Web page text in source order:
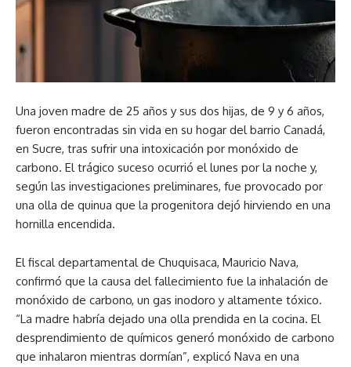
Una joven madre de 25 años y sus dos hijas, de 9 y 6 años,
fueron encontradas sin vida en su hogar del barrio Canadá,
en Sucre, tras sufrir una intoxicación por monóxido de
carbono. El trágico suceso ocurrió el lunes por la noche y,
según las investigaciones preliminares, fue provocado por
una olla de quinua que la progenitora dejó hirviendo en una
hornilla encendida.
El fiscal departamental de Chuquisaca, Mauricio Nava,
confirmó que la causa del fallecimiento fue la inhalación de
monóxido de carbono, un gas inodoro y altamente tóxico.
“La madre habría dejado una olla prendida en la cocina. El
desprendimiento de químicos generó monóxido de carbono
que inhalaron mientras dormían”, explicó Nava en una